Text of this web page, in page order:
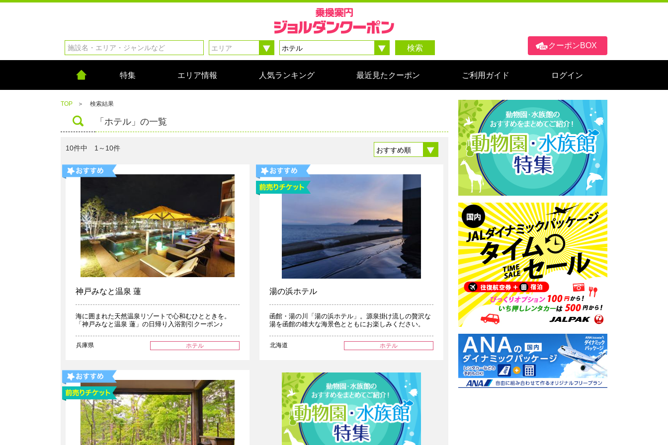
クーポンBOX
検索
特集 エリア情報 人気ランキング 最近見たクーポン ご利用ガイド ログイン
TOP ＞ 検索結果
「ホテル」の一覧
10件中 1～10件
神戸みなと温泉 蓮
海に囲まれた天然温泉リゾートで心和むひとときを。
「神戸みなと温泉 蓮」の日帰り入浴割引クーポン♪
兵庫県 ホテル
湯の浜ホテル
函館・湯の川「湯の浜ホテル」。源泉掛け流しの贅沢な
湯を函館の雄大な海景色とともにお楽しみください。
北海道 ホテル